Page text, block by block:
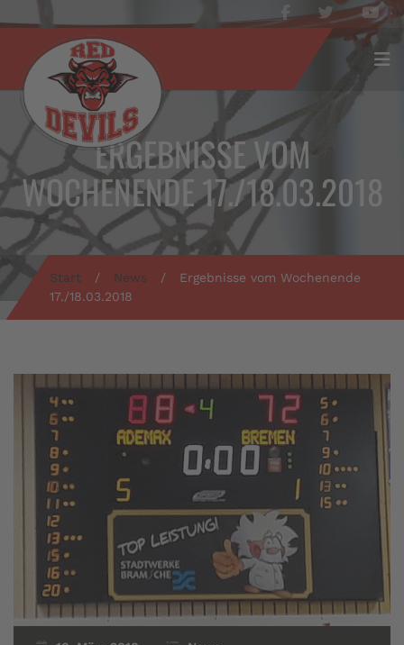
ERGEBNISSE VOM
WOCHENENDE 17./18.03.2018
Start / News /
Ergebnisse vom Wochenende
17./18.03.2018